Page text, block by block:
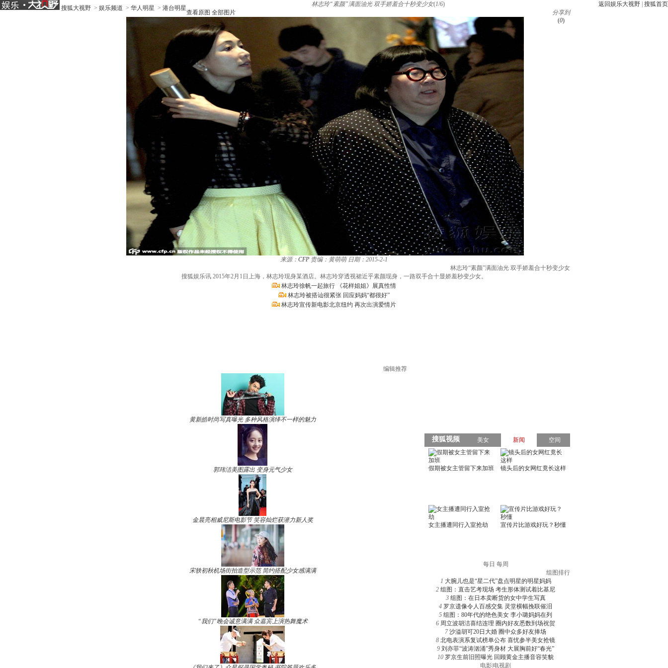
搜狐大视野 > 娱乐频道 > 华人明星 > 港台明星
返回娱乐大视野 搜狐首页
林志玲“素颜”满面油光 双手娇羞合十秒变少女(1/6)
查看原图 全部图片
分享到
(0)
来源： CFP 责编：黄萌萌 日期：2015-2-1
林志玲“素颜”满面油光 双手娇羞合十秒变少女
搜狐娱乐讯 2015年2月1日上海，林志玲现身某酒店。林志玲穿透视裙近乎素颜现身，一路双手合十显娇羞秒变少女。
林志玲徐帆一起旅行 《花样姐姐》展真性情
林志玲被搭讪很紧张 回应妈妈“都很好”
林志玲宣传新电影北京纽约 再次出演爱情片
编辑推荐
黄新皓时尚写真曝光 多种风格演绎不一样的魅力
郭玮洁美图露出 变身元气少女
金晨亮相威尼斯电影节 笑容灿烂获潜力新人奖
宋轶初秋机场街拍造型示范 简约搭配少女感满满
“我们”晚会诚意满满 众嘉宾上演热舞魔术
每日 每周
组图排行
1 大腕儿也是“星二代”盘点明星的明星妈妈
2 组图：直击艺考现场 考生形体测试着比基尼
3 组图：在日本卖断货的女中学生写真
4 罗京遗像令人百感交集 灵堂横幅挽联催泪
5 组图：80年代的绝色美女 李小璐妈妈在列
6 周立波胡洁喜结连理 圈内好友悉数到场祝贺
7 沙溢胡可20日大婚 圈中众多好友捧场
8 北电表演系复试榜单公布 喜忧参半美女抢镜
9 刘亦菲“波涛汹涌”秀身材 大展胸前好“春光”
10 罗京生前旧照曝光 回顾黄金主播音容笑貌
电影 电视剧